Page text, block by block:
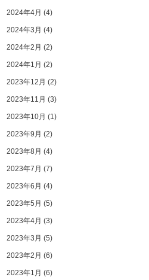
2024年4月 (4)
2024年3月 (4)
2024年2月 (2)
2024年1月 (2)
2023年12月 (2)
2023年11月 (3)
2023年10月 (1)
2023年9月 (2)
2023年8月 (4)
2023年7月 (7)
2023年6月 (4)
2023年5月 (5)
2023年4月 (3)
2023年3月 (5)
2023年2月 (6)
2023年1月 (6)